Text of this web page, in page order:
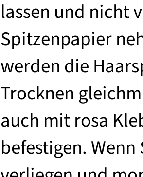
lassen und nicht
Spitzenpapier
werden die
Trocknen
auch mit rosa
befestigen.